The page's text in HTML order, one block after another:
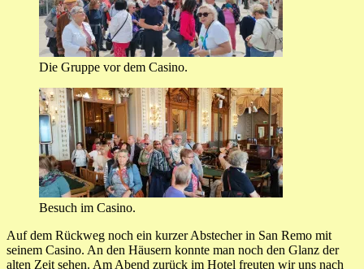
Die Gruppe vor dem Casino.
Besuch im Casino.
Auf dem Rückweg noch ein kurzer Abstecher in San Remo mit
seinem Casino. An den Häusern konnte man noch den Glanz der
alten Zeit sehen. Am Abend zurück im Hotel freuten wir uns nach